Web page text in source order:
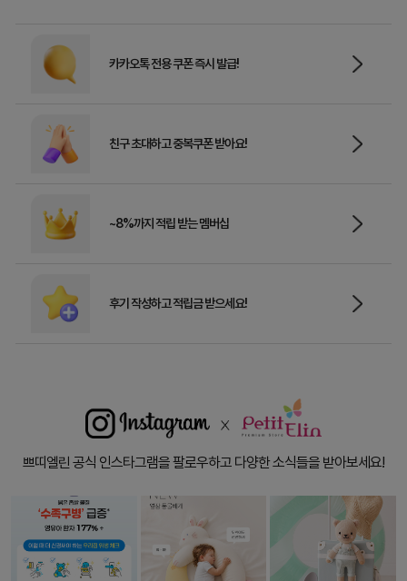
카카오톡 전용 쿠폰 즉시 발급!
친구 초대하고 중복쿠폰 받아요!
~8%까지 적립 받는 멤버십
후기 작성하고 적립금 받으세요!
쁘띠엘린 공식 인스타그램을 팔로우하고 다양한 소식들을 받아보세요!